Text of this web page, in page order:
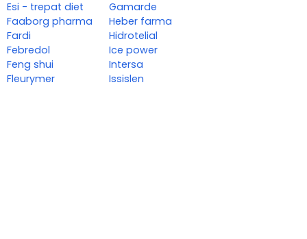
Esi - trepat diet
Faaborg pharma
Fardi
Febredol
Feng shui
Fleurymer
Gamarde
Heber farma
Hidrotelial
Ice power
Intersa
Issislen